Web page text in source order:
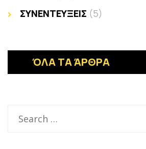
ΣΥΝΕΝΤΕΥΞΕΙΣ (5)
ΌΛΑ ΤΑ ΆΡΘΡΑ